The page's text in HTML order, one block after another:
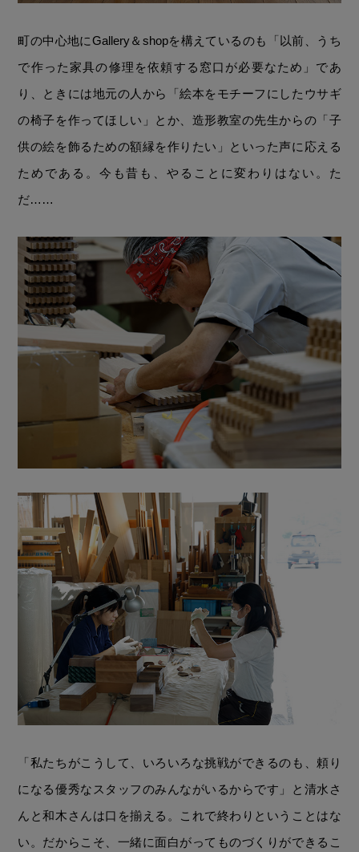
町の中心地にGallery＆shopを構えているのも「以前、うち
で作った家具の修理を依頼する窓口が必要なため」であ
り、ときには地元の人から「絵本をモチーフにしたウサギ
の椅子を作ってほしい」とか、造形教室の先生からの「子
供の絵を飾るための額縁を作りたい」といった声に応える
ためである。今も昔も、やることに変わりはない。た
だ……
「私たちがこうして、いろいろな挑戦ができるのも、頼り
になる優秀なスタッフのみんながいるからです」と清水さ
んと和木さんは口を揃える。これで終わりということはな
い。だからこそ、一緒に面白がってものづくりができるこ